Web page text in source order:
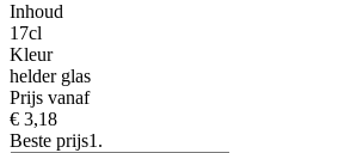
Inhoud
17cl
Kleur
helder glas
Prijs vanaf
€ 3,18
Beste prijs1.